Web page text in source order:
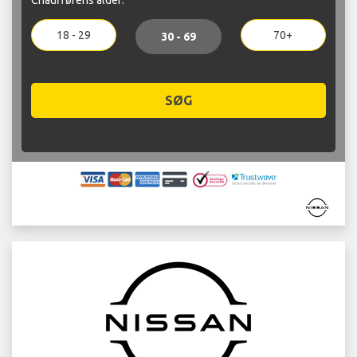
18 - 29 30 - 69 70+
SØG